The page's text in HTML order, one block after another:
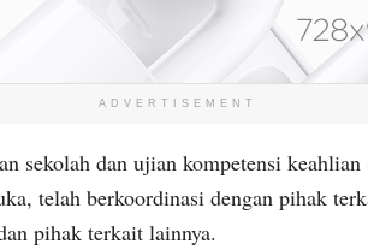
ADVERTISEMENT
sekolah dan ujian kompetensi
telah berkoordinasi dengan pihak
pihak terkait lainnya.